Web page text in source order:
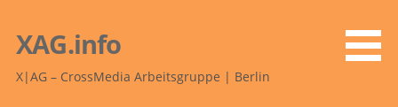
Inhalt
springen
XAG.info
X|AG – CrossMedia Arbeitsgruppe | Berlin